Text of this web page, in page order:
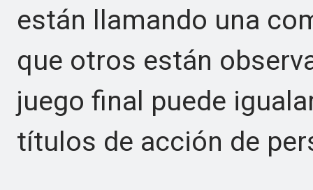
están llamando una
que otros están
juego final puede
títulos de acción de